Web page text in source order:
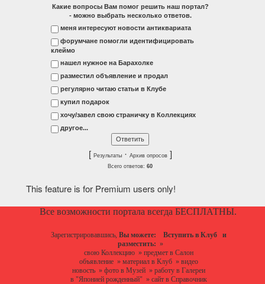
Какие вопросы Вам помог решить наш портал?
- можно выбрать несколько ответов.
меня интересуют новости антиквариата
форумчане помогли идентифицировать
клеймо
нашел нужное на Барахолке
разместил объявление и продал
регулярно читаю статьи в Клубе
купил подарок
хочу/завел свою страничку в Коллекциях
другое...
[ Результаты· Архив опросов]
Всего ответов: 60
This feature is for Premium users only!
Все возможности портала всегда БЕСПЛАТНЫ.
Зарегистрировавшись, Вы можете: Вступить в Клуб
и
разместить: »
свою Коллекцию» предмет в Салон
объявление» материал в Клуб» видео
новость» фото в Музей» работу в Галереи
в "Японией рожденный" » сайт в Справочник